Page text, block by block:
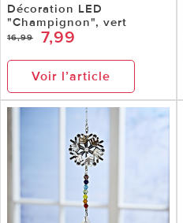
Décoration LED
"Champignon", vert
16,99 7,99
Voir l’article